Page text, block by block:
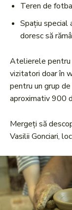
Teren de
Spațiu special
doresc să
Atelierele pentru
vizitatori doar în
pentru un grup
aproximativ 900
Mergeți să
Vasilii Gonciari,